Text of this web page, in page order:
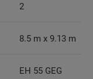
2
8.5 m x 9.13 m
EH 55 GEG